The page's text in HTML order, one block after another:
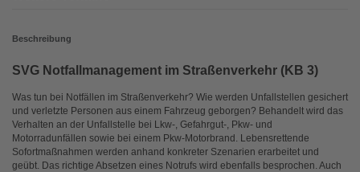
Beschreibung
SVG Notfallmanagement im Straßenverkehr (KB 3)
Was tun bei Notfällen im Straßenverkehr? Wie werden Unfallstellen gesichert
und verletzte Personen aus einem Fahrzeug geborgen? Behandelt wird das
Verhalten an der Unfallstelle bei Lkw-, Gefahrgut-, Pkw- und
Motorradunfällen sowie bei einem Pkw-Motorbrand. Lebensrettende
Sofortmaßnahmen werden anhand konkreter Szenarien erarbeitet und
geübt. Das richtige Absetzen eines Notrufs wird ebenfalls besprochen. Auch